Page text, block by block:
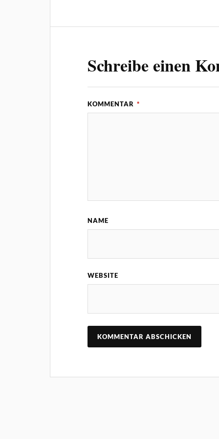
Schreibe einen
KOMMENTAR *
NAME
WEBSITE